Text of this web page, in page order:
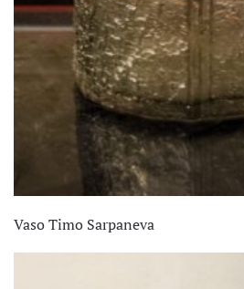
Vaso Timo Sarpaneva